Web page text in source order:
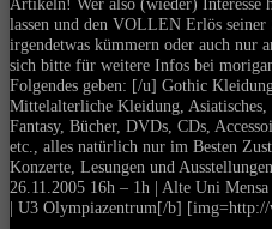
lassen und den VOLLEN Erlös seiner
irgendetwas kümmern oder auch nur
sich bitte für weitere Infos bei
Folgendes geben: [/u] Gothic
Mittelalterliche Kleidung,
Fantasy, Bücher, DVDs, CDs,
etc., alles natürlich nur im Besten
Konzerte, Lesungen und
26.11.2005 16h – 1h | Alte Uni
| U3 Olympiazentrum[/b]